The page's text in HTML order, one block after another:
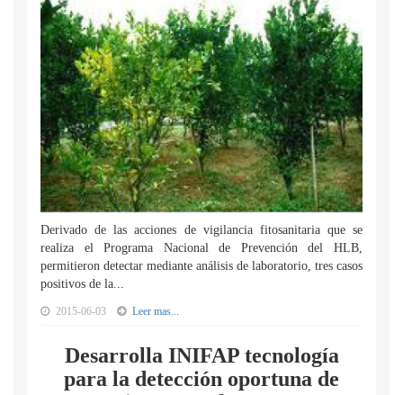
Derivado de las acciones de vigilancia fitosanitaria que se
realiza el Programa Nacional de Prevención del HLB,
permitieron detectar mediante análisis de laboratorio, tres casos
positivos de la...
2015-06-03 Leer mas...
Desarrolla INIFAP tecnología
para la detección oportuna de